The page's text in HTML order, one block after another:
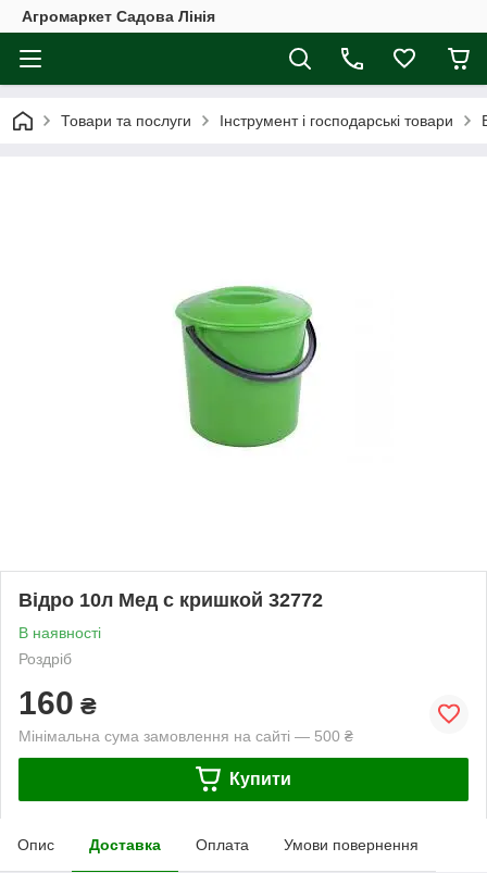
Агромаркет Садова Лінія
Товари та послуги Інструмент і господарські товари
Відро 10л Мед с кришкой 32772
В наявності
Роздріб
160 ₴
Мінімальна сума замовлення на сайті — 500 ₴
Купити
Опис Доставка Оплата Умови повернення